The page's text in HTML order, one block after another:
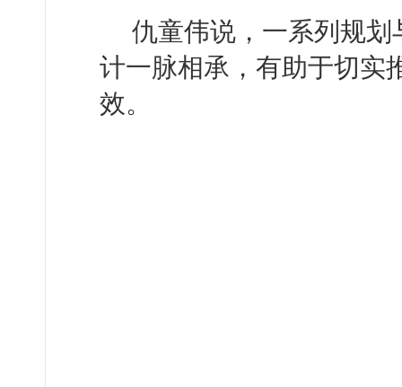
仇童伟说，一系列规划
计一脉相承，有助于切实
效。